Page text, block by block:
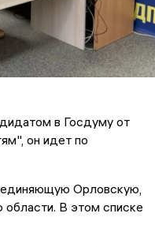
в Госдуму от
он идет по
Орловскую,
В этом списке